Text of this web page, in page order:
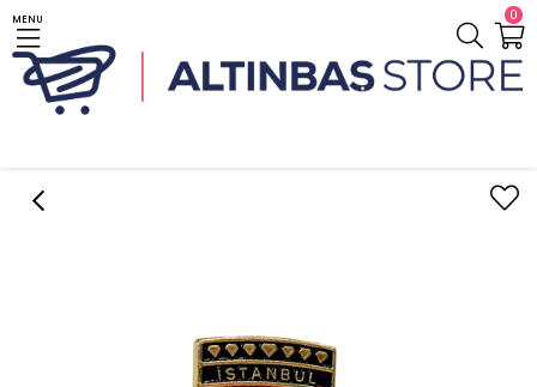
0
MENU
Anasayfa Aksesuar / Accessory